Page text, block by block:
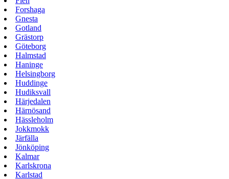
Forshaga
Gnesta
Gotland
Grästorp
Göteborg
Halmstad
Haninge
Helsingborg
Huddinge
Hudiksvall
Härjedalen
Härnösand
Hässleholm
Jokkmokk
Järfälla
Jönköping
Kalmar
Karlskrona
Karlstad